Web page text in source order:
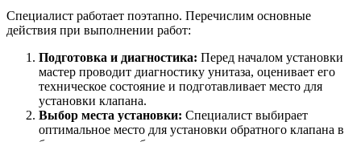
Специалист работает поэтапно. Перечислим основные
действия при выполнении работ:
Подготовка и диагностика: Перед началом установки
мастер проводит диагностику унитаза, оценивает его
техническое состояние и подготавливает место для
установки клапана.
Выбор места установки: Специалист выбирает
оптимальное место для установки обратного клапана в